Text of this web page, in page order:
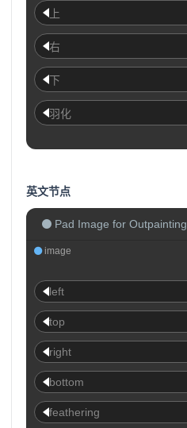
上
右
下
羽化
英文节点
Pad Image for Outpainting
image
left
top
right
bottom
feathering